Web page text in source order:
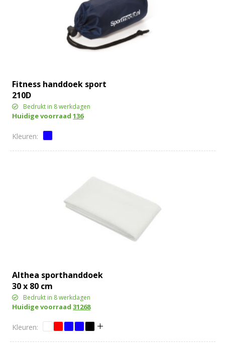
Fitness handdoek sport
210D
Bedrukt in 8 werkdagen
Huidige voorraad136
Althea sporthanddoek
30 x 80 cm
Bedrukt in 8 werkdagen
Huidige voorraad31268